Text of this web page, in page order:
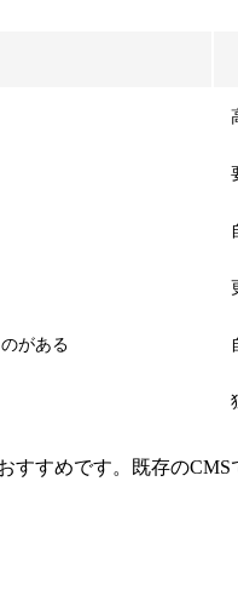
がある
すめです。既存の